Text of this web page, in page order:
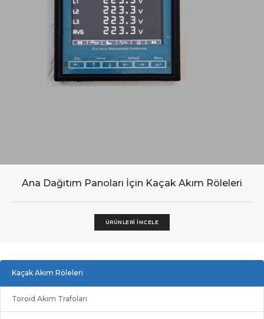
Ana Dağıtım Panoları İçin Kaçak Akım Röleleri
ÜRÜNLERI İNCELE
Kaçak Akım Röleleri
Toroid Akım Trafoları